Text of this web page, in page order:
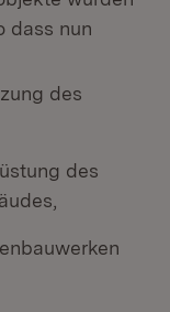
dass nun
des
des